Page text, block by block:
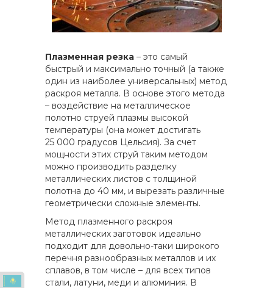
Плазменная резка – это самый
быстрый и максимально точный (а также
один из наиболее универсальных) метод
раскроя металла. В основе этого метода
– воздействие на металлическое
полотно струей плазмы высокой
температуры (она может достигать
25 000 градусов Цельсия). За счет
мощности этих струй таким методом
можно производить разделку
металлических листов с толщиной
полотна до 40 мм, и вырезать различные
геометрически сложные элементы.
Метод плазменного раскроя
металлических заготовок идеально
подходит для довольно-таки широкого
перечня разнообразных металлов и их
сплавов, в том числе – для всех типов
стали, латуни, меди и алюминия. В